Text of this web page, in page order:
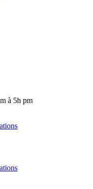
à 5h pm